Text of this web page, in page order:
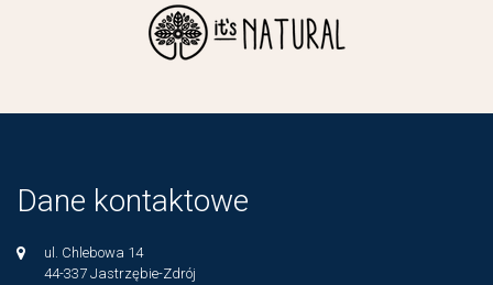
Dane kontaktowe
ul. Chlebowa 14
44-337 Jastrzębie-Zdrój